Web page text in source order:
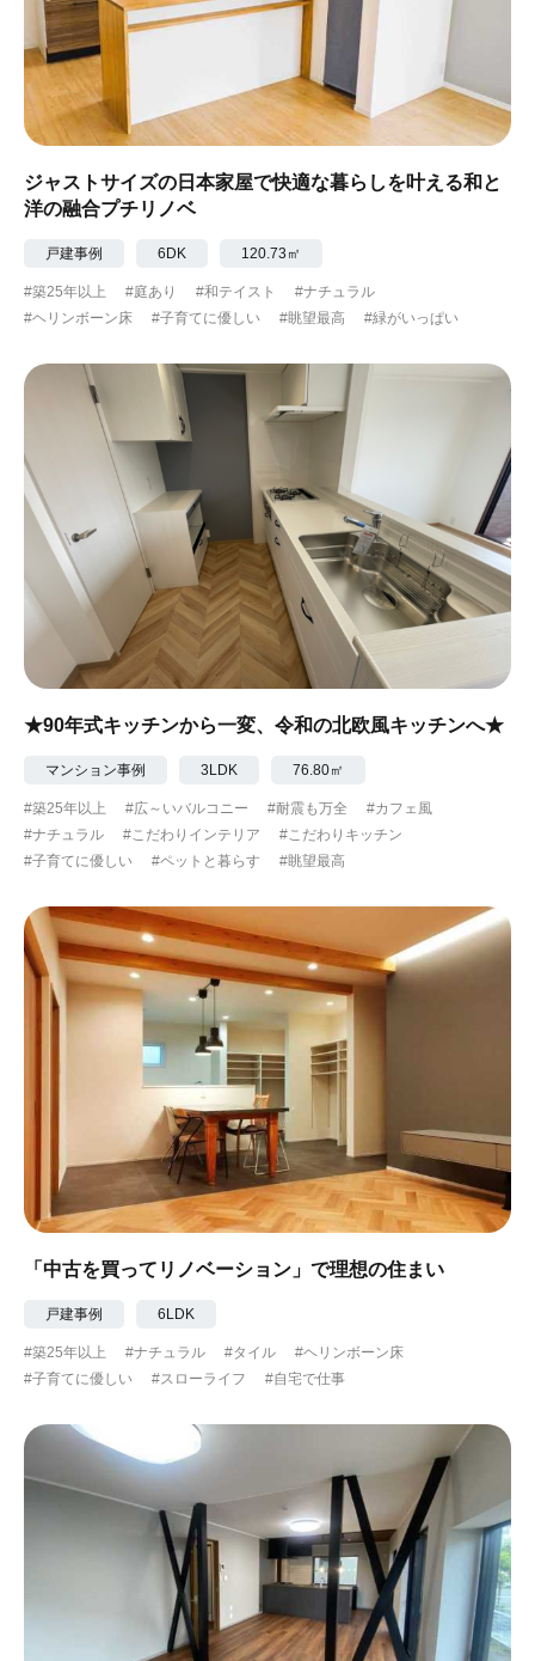
ジャストサイズの日本家屋で快適な暮らしを叶える和と
洋の融合プチリノベ
戸建事例 6DK 120.73㎡
#築25年以上 #庭あり #和テイスト
#ナチュラル
#ヘリンボーン床
#子育てに優しい #眺望最高 #緑がいっぱい
★90年式キッチンから一変、令和の北欧風キッチンへ★
マンション事例 3LDK 76.80㎡
#築25年以上 #広～いバルコニー #耐震も万全
#カフェ風
#ナチュラル
#こだわりインテリア
#こだわりキッチン
#子育てに優しい
#ペットと暮らす #眺望最高
「中古を買ってリノベーション」で理想の住まい
戸建事例 6LDK
#築25年以上 #ナチュラル #タイル
#ヘリンボーン床
#子育てに優しい
#スローライフ #自宅で仕事